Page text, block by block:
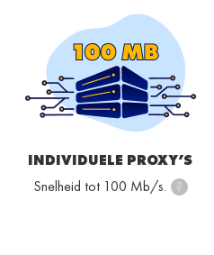
INDIVIDUELE PROXY’S
Snelheid tot 100 Mb/s.
?